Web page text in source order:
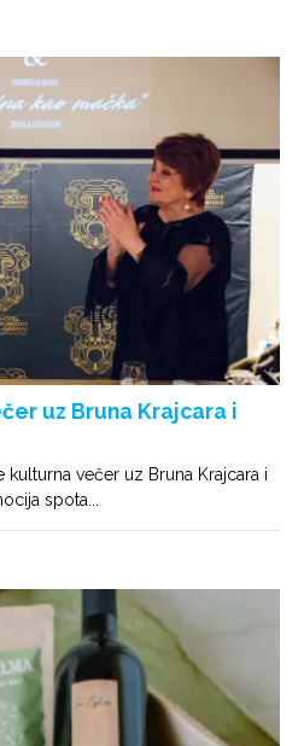
uz Bruna Krajcara i
kulturna večer uz Bruna Krajcara i
spota...